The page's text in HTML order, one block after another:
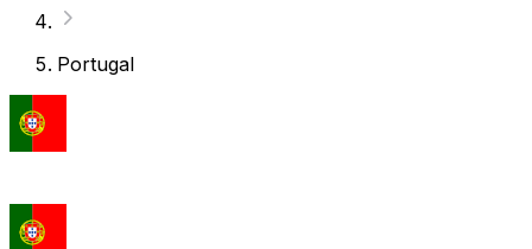
Portugal